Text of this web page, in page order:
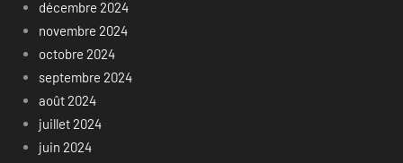
décembre 2024
novembre 2024
octobre 2024
septembre 2024
août 2024
juillet 2024
juin 2024